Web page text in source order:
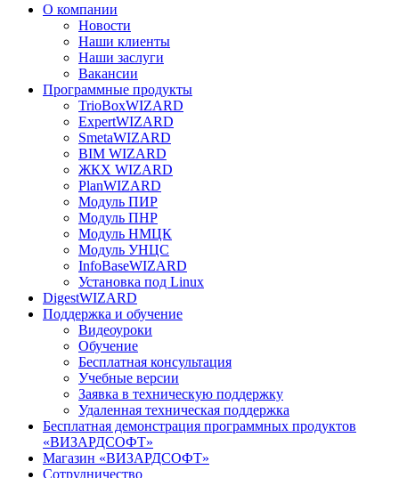
О компании
Новости
Наши клиенты
Наши заслуги
Вакансии
Программные продукты
TrioBoxWIZARD
ExpertWIZARD
SmetaWIZARD
BIM WIZARD
ЖКХ WIZARD
PlanWIZARD
Модуль ПИР
Модуль ПНР
Модуль НМЦК
Модуль УНЦС
InfoBaseWIZARD
Установка под Linux
DigestWIZARD
Поддержка и обучение
Видеоуроки
Обучение
Бесплатная консультация
Учебные версии
Заявка в техническую поддержку
Удаленная техническая поддержка
Бесплатная демонстрация программных продуктов
«ВИЗАРДСОФТ»
Магазин «ВИЗАРДСОФТ»
Сотрудничество